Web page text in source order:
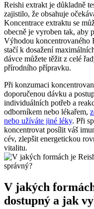
Reishi extrakt je důkladně
zajistilo, že obsahuje
Koncentrace extraktu se
obecně je vyroben tak, aby
Výhodou koncentrovaného
stačí k dosažení
dávce můžete těžit z celé
přírodního přípravku.
Při konzumaci
doporučenou dávku a
individuálních potřeb a
odborníkem nebo lékařem,
nebo užíváte jiné léky. Při
koncentrovat posílit váš
cév, zlepšit energetickou
vitalitu.
V jakých
dostupný a jak